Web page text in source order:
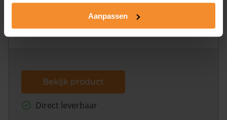
Aanpassen
Een uitgebreid overzicht van het perceel en
omliggende percelen met de kadastrale erfgrenzen,
dit inclusief de luchtfoto!
Bekijk product
Direct leverbaar